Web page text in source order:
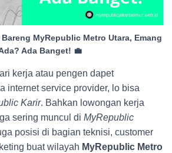
MyRepublic Metro Utara, Emang
Ada Banget! 💼
kerja atau pengen dapet
internet service provider, lo bisa
Karir. Bahkan lowongan kerja
sering muncul di MyRepublic
posisi di bagian teknisi, customer
buat wilayah MyRepublic Metro